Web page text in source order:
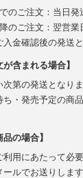
のご注文：当日発
のご注文：翌営業
金確認後の発送と
含まれる場合】
第の発送となりま
・発売予定の商
の場合】
用にあたって必
ルでお送りします